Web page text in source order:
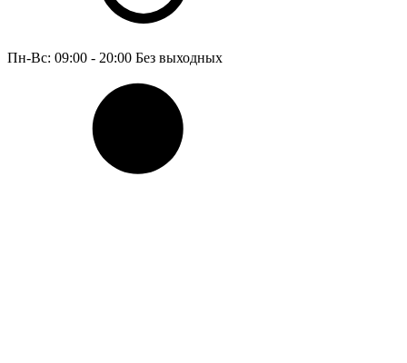
Пн-Вс: 09:00 - 20:00 Без выходных